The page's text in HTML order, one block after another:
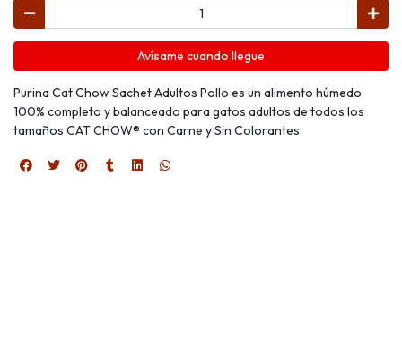
Avísame cuando llegue
Purina Cat Chow Sachet Adultos Pollo es un alimento húmedo
100% completo y balanceado para gatos adultos de todos los
tamaños CAT CHOW® con Carne y Sin Colorantes.